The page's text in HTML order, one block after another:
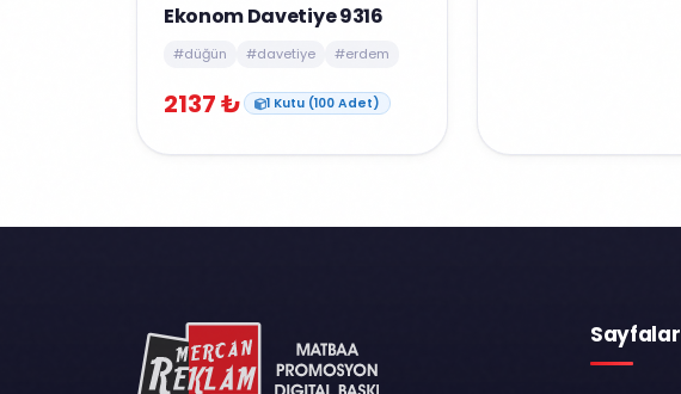
Ekonom Davetiye 9316
#düğün #davetiye #erdem
2137 ₺ 1 Kutu (100 Adet)
Sayfalar